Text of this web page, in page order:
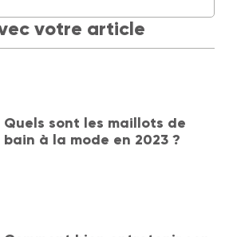
votre article
Quels sont les maillots de
bain à la mode en 2023 ?